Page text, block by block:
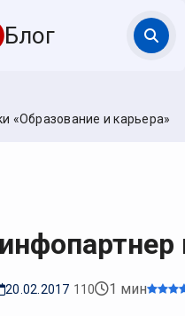
Блог
«Образование и карьера»
20.02.2017 110 1 мин